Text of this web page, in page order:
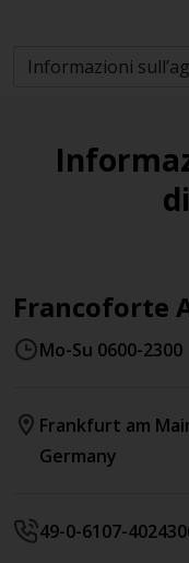
Francoforte
Mo-Su 0600-2300
Frankfurt am
Germany
49-0-6107-